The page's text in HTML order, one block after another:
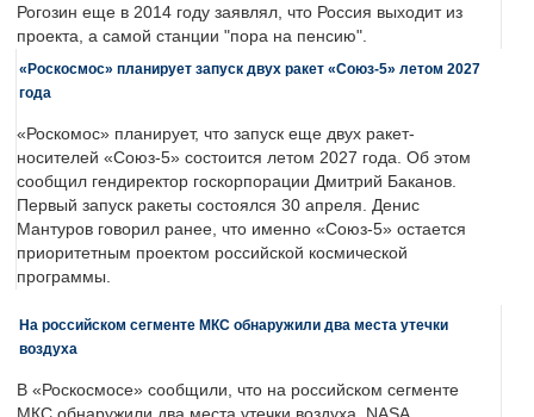
Рогозин еще в 2014 году заявлял, что Россия выходит из
проекта, а самой станции "пора на пенсию".
«Роскосмос» планирует запуск двух ракет «Союз-5» летом 2027
года
«Роскомос» планирует, что запуск еще двух ракет-
носителей «Союз-5» состоится летом 2027 года. Об этом
сообщил гендиректор госкорпорации Дмитрий Баканов.
Первый запуск ракеты состоялся 30 апреля. Денис
Мантуров говорил ранее, что именно «Союз-5» остается
приоритетным проектом российской космической
программы.
На российском сегменте МКС обнаружили два места утечки
воздуха
В «Роскосмосе» сообщили, что на российском сегменте